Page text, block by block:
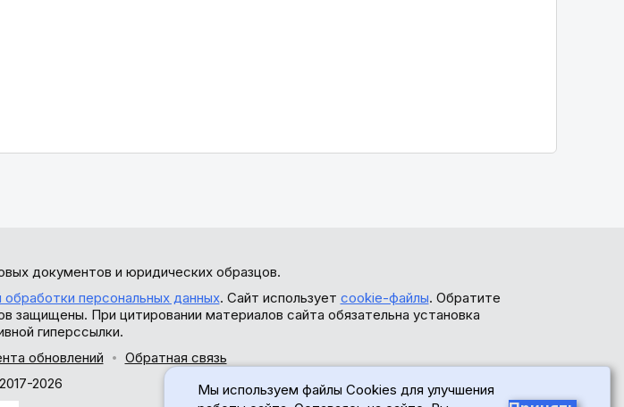
документов и юридических образцов.
обработки персональных данных. Сайт использует cookie-файлы. Обратите
При цитировании материалов сайта обязательна установка
гиперссылки.
обновлений
Обратная связь
2026
Мы используем файлы Cookies для улучшения